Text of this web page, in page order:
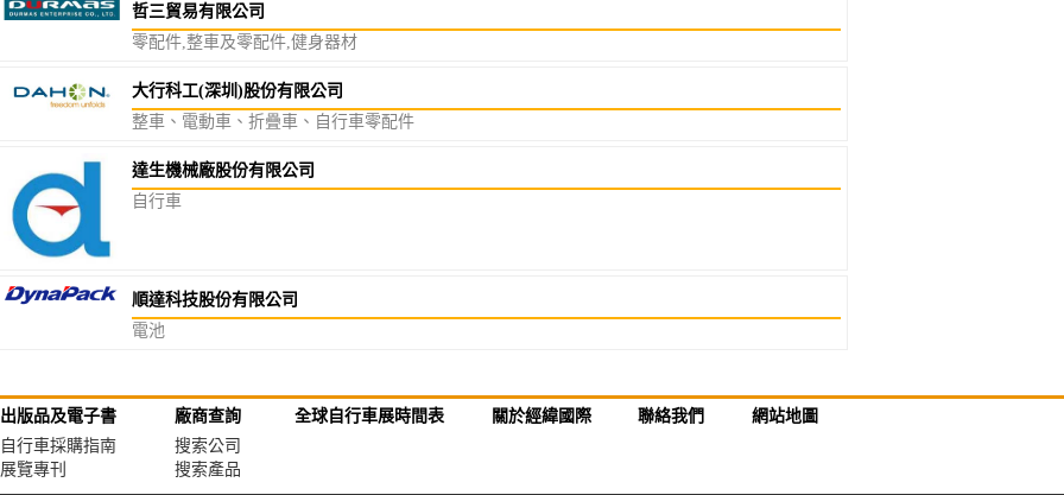
哲三貿易有限公司
零配件,整車及零配件,健身器材
大行科工(深圳)股份有限公司
整車、電動車、折疊車、自行車零配件
達生機械廠股份有限公司
自行車
順達科技股份有限公司
電池
出版品及電子書
自行車採購指南
展覽專刊
廠商查詢
搜索公司
搜索產品
全球自行車展時間表 關於經緯國際 聯絡我們 網站地圖